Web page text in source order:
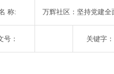
称: 万辉社区：坚持党建全
号： 关键字：